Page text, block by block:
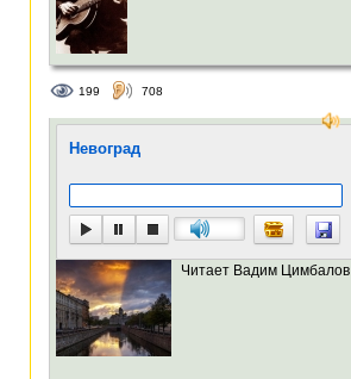
199 708
Невоград
Читает Вадим Цимбалов